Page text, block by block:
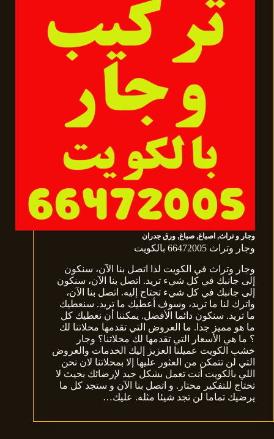
وجار و تراث, اصباغ, صباغ, ورق جدران
وجار وتراث 66472005 بالكويت
وجار وتراث في الكويت لذا اتصل بنا الآن، سنكون
إلى جانبك في كل شيء تريد. اتصل بنا الآن، سنكون
إلى جانبك في كل شيء تحتاج إليه. اتصل بنا الآن،
واترك لنا ما تريد، وسوف أعطيك ما تريد. سنعطيك
ما تريد. سنكون دائما الأفضل. يمكننا أن نعطيك كل
ما هو مميز جدا. ما العروض التي تقدمها محلاتنا لك
؟ ما هي الأسعار التي تقدمها لك محلاتنا؟ وجار
خشب الكويت عميلنا العزيز إليك الخدمات والعروض
التي لن تتمكن من العثور عليها إلا بمحلاتنا لان نحن
اللي بالكويت أنت تعمل بشكل جيد لإرضائك بحيث لا
تحتاج للتفكير محتار. و اتصل بنا الآن و ستجد كل ما
يرضيك تماما لن تجد شيئا مثله. عليك…